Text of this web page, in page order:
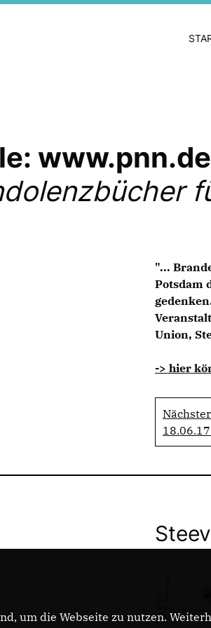
"...
Potsdam
Union,
-> hier
um die Webseite zu nutzen.